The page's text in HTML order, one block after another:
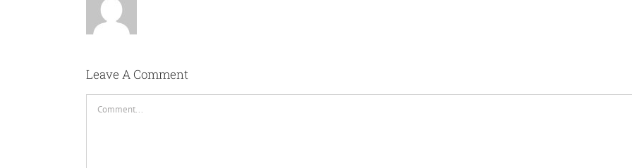
Leave A Comment